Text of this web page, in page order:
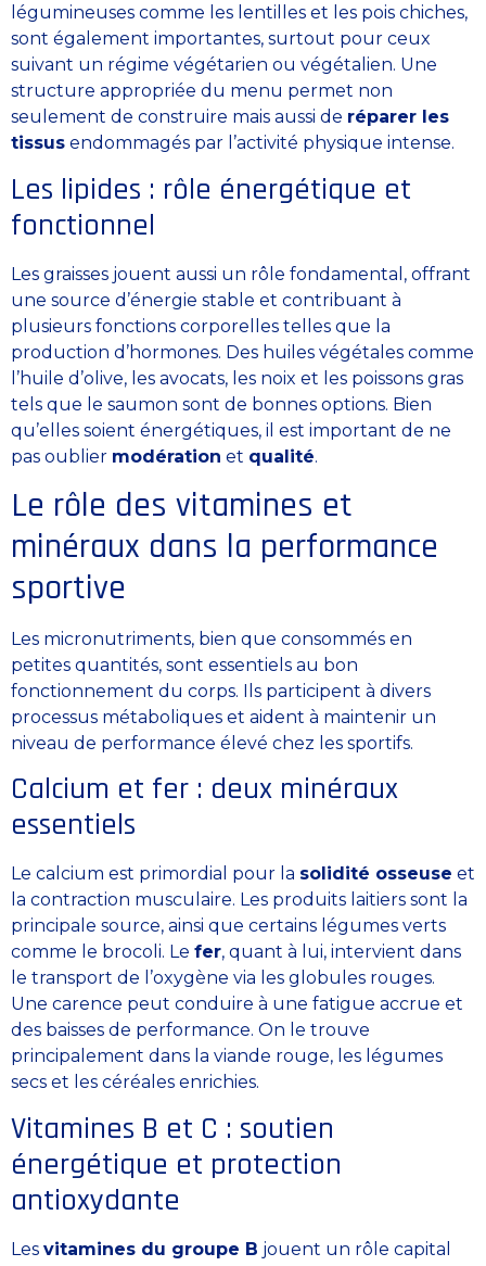
légumineuses comme les lentilles et les pois chiches,
sont également importantes, surtout pour ceux
suivant un régime végétarien ou végétalien. Une
structure appropriée du menu permet non
seulement de construire mais aussi de réparer les
tissus endommagés par l’activité physique intense.
Les lipides : rôle énergétique et
fonctionnel
Les graisses jouent aussi un rôle fondamental, offrant
une source d’énergie stable et contribuant à
plusieurs fonctions corporelles telles que la
production d’hormones. Des huiles végétales comme
l’huile d’olive, les avocats, les noix et les poissons gras
tels que le saumon sont de bonnes options. Bien
qu’elles soient énergétiques, il est important de ne
pas oublier modération et qualité.
Le rôle des vitamines et
minéraux dans la performance
sportive
Les micronutriments, bien que consommés en
petites quantités, sont essentiels au bon
fonctionnement du corps. Ils participent à divers
processus métaboliques et aident à maintenir un
niveau de performance élevé chez les sportifs.
Calcium et fer : deux minéraux
essentiels
Le calcium est primordial pour la solidité osseuse et
la contraction musculaire. Les produits laitiers sont la
principale source, ainsi que certains légumes verts
comme le brocoli. Le fer, quant à lui, intervient dans
le transport de l’oxygène via les globules rouges.
Une carence peut conduire à une fatigue accrue et
des baisses de performance. On le trouve
principalement dans la viande rouge, les légumes
secs et les céréales enrichies.
Vitamines B et C : soutien
énergétique et protection
antioxydante
Les vitamines du groupe B jouent un rôle capital